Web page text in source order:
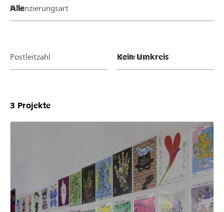
Finanzierungsart
Postleitzahl Umkreis
3 Projekte